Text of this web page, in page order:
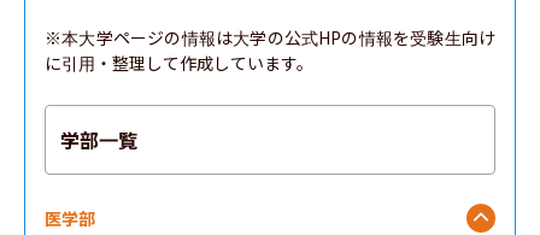
※本大学ページの情報は大学の公式HPの情報を受験生向け
に引用・整理して作成しています。
学部一覧
医学部